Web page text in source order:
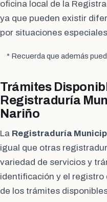
oficina local de la
ya que pueden existir
por situaciones
* Recuerda que además
Trámites
Registraduría
Nariño
La Registraduría
igual que otras
variedad de servicios y
identificación y el registro
de los trámites